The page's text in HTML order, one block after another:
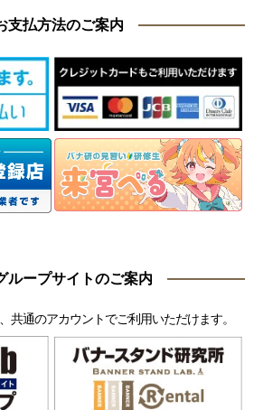
支払方法のご案内
ループサイトのご案内
共通のアカウントでご利用いただけます。